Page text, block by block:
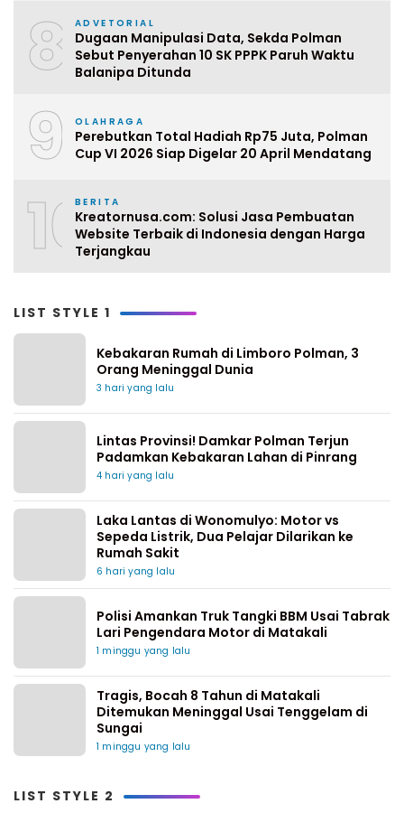
8 ADVETORIAL
Dugaan Manipulasi Data, Sekda Polman
Sebut Penyerahan 10 SK PPPK Paruh Waktu
Balanipa Ditunda
9 OLAHRAGA
Perebutkan Total Hadiah Rp75 Juta, Polman
Cup VI 2026 Siap Digelar 20 April Mendatang
10BERITA
Kreatornusa.com: Solusi Jasa Pembuatan
Website Terbaik di Indonesia dengan Harga
Terjangkau
LIST STYLE 1
Kebakaran Rumah di Limboro Polman, 3
Orang Meninggal Dunia
3 hari yang lalu
Lintas Provinsi! Damkar Polman Terjun
Padamkan Kebakaran Lahan di Pinrang
4 hari yang lalu
Laka Lantas di Wonomulyo: Motor vs
Sepeda Listrik, Dua Pelajar Dilarikan ke
Rumah Sakit
6 hari yang lalu
Polisi Amankan Truk Tangki BBM Usai Tabrak
Lari Pengendara Motor di Matakali
1 minggu yang lalu
Tragis, Bocah 8 Tahun di Matakali
Ditemukan Meninggal Usai Tenggelam di
Sungai
1 minggu yang lalu
LIST STYLE 2